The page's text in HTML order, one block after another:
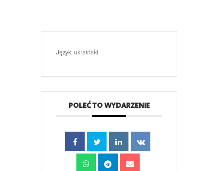
Język: ukraiński
POLEĆ TO WYDARZENIE